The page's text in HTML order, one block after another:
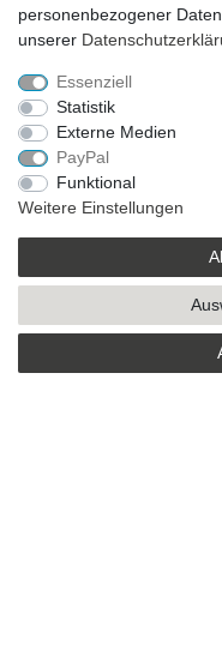
personenbezogener
unserer
Essenziell
Statistik
Externe Medien
PayPal
Funktional
Weitere Einstellungen